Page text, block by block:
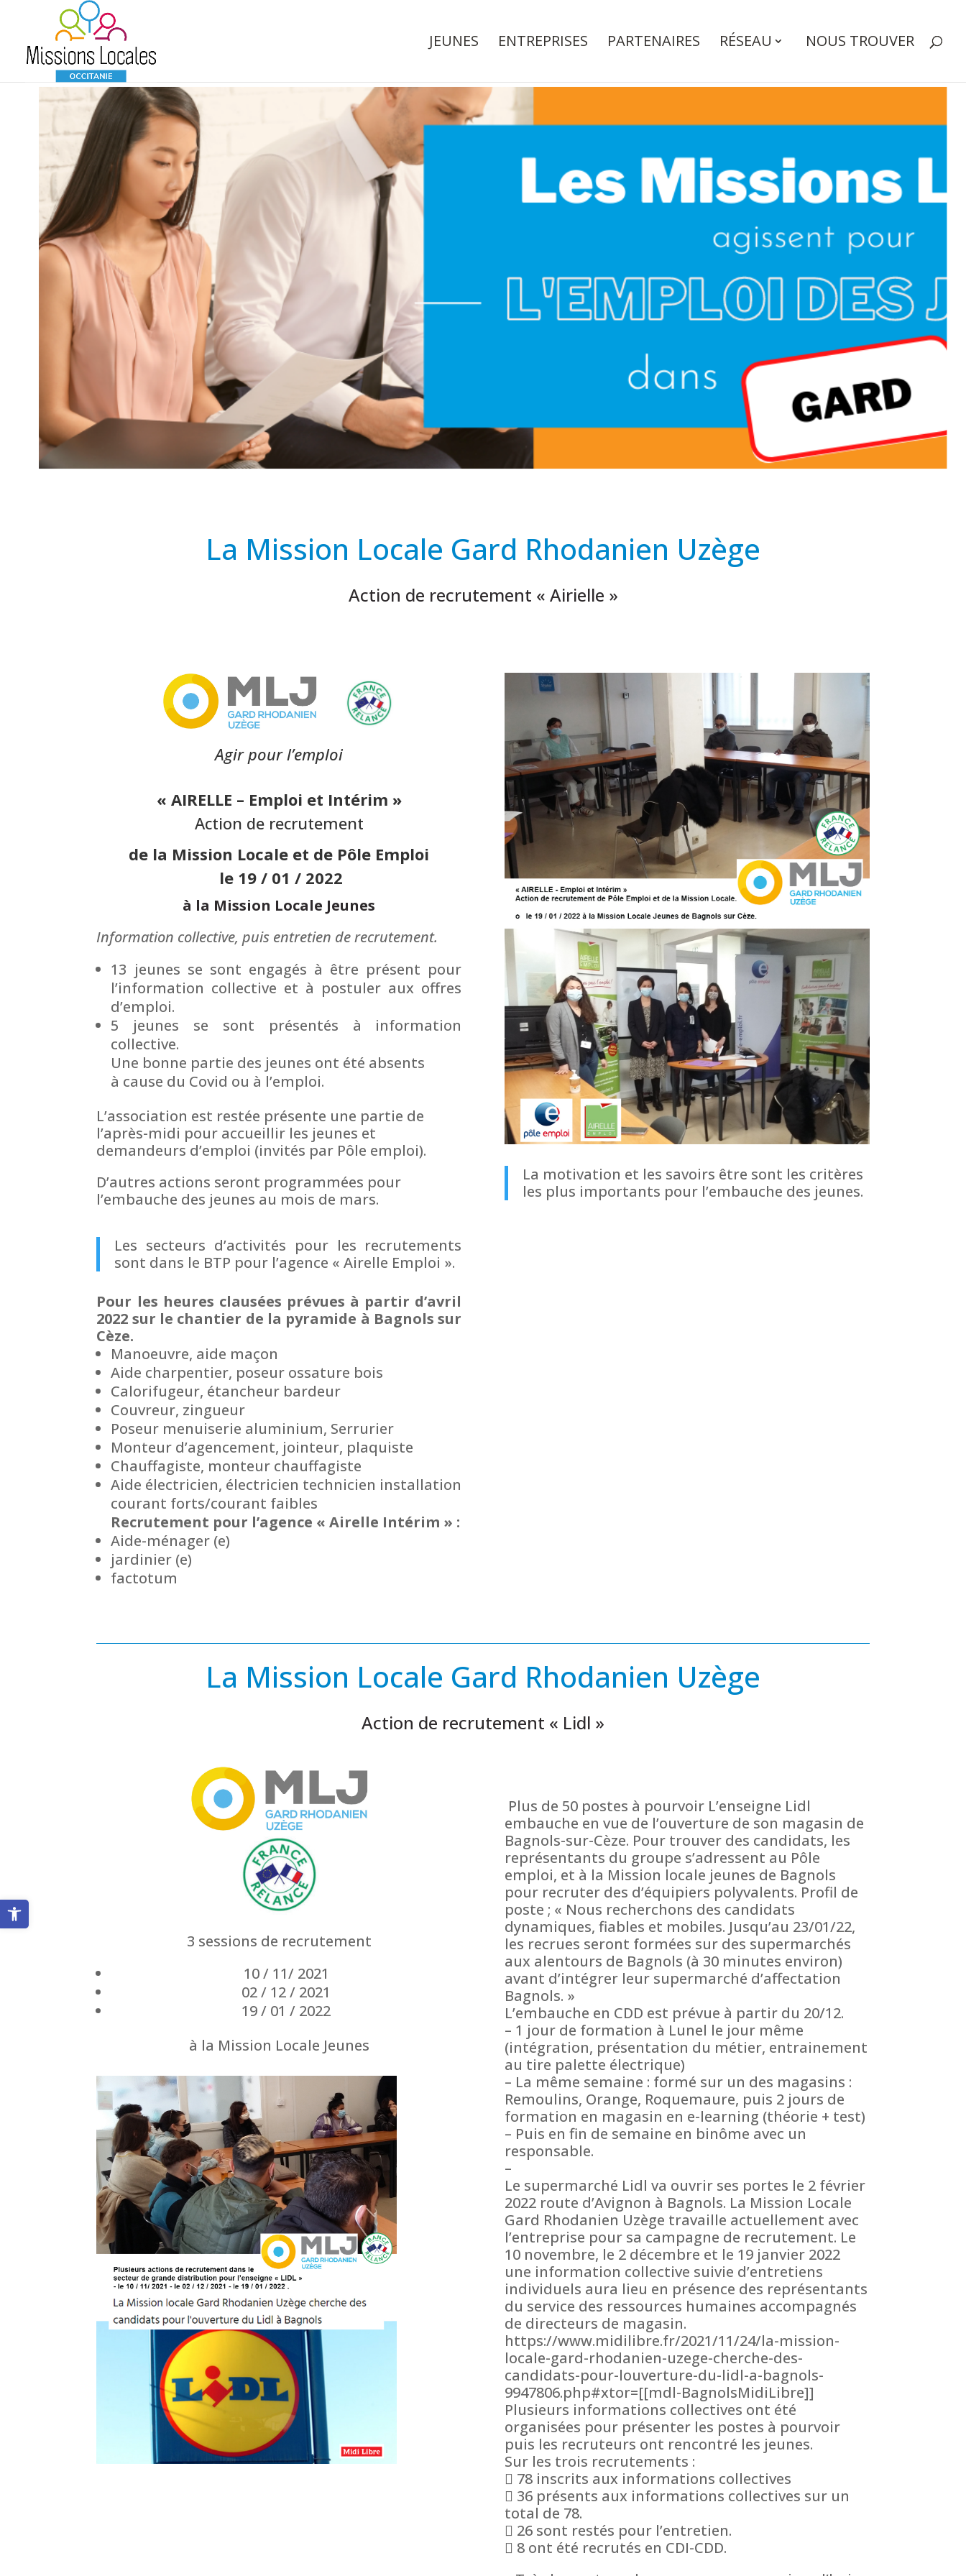
Ouvrir la barre d’outils
JEUNES ENTREPRISES PARTENAIRES RÉSEAU NOUS TROUVER
La Mission Locale Gard Rhodanien Uzège
Action de recrutement « Airielle »
Agir pour l’emploi
« AIRELLE – Emploi et Intérim »
Action de recrutement
de la Mission Locale et de Pôle Emploi
le 19 / 01 / 2022
à la Mission Locale Jeunes
Information collective, puis entretien de recrutement.
13 jeunes se sont engagés à être présent pour
l’information collective et à postuler aux offres
d’emploi.
5 jeunes se sont présentés à information
collective.
Une bonne partie des jeunes ont été absents
à cause du Covid ou à l’emploi.
L’association est restée présente une partie de
l’après-midi pour accueillir les jeunes et
demandeurs d’emploi (invités par Pôle emploi).
D’autres actions seront programmées pour
l’embauche des jeunes au mois de mars.
Les secteurs d’activités pour les recrutements
sont dans le BTP pour l’agence « Airelle Emploi ».
Pour les heures clausées prévues à partir d’avril
2022 sur le chantier de la pyramide à Bagnols sur
Cèze.
Manoeuvre, aide maçon
Aide charpentier, poseur ossature bois
Calorifugeur, étancheur bardeur
Couvreur, zingueur
Poseur menuiserie aluminium, Serrurier
Monteur d’agencement, jointeur, plaquiste
Chauffagiste, monteur chauffagiste
Aide électricien, électricien technicien installation
courant forts/courant faibles
Recrutement pour l’agence « Airelle Intérim » :
Aide-ménager (e)
jardinier (e)
factotum
La motivation et les savoirs être sont les critères
les plus importants pour l’embauche des jeunes.
La Mission Locale Gard Rhodanien Uzège
Action de recrutement « Lidl »
3 sessions de recrutement
10 / 11/ 2021
02 / 12 / 2021
19 / 01 / 2022
à la Mission Locale Jeunes
Plus de 50 postes à pourvoir L’enseigne Lidl
embauche en vue de l’ouverture de son magasin de
Bagnols-sur-Cèze. Pour trouver des candidats, les
représentants du groupe s’adressent au Pôle
emploi, et à la Mission locale jeunes de Bagnols
pour recruter des d’équipiers polyvalents. Profil de
poste ; « Nous recherchons des candidats
dynamiques, fiables et mobiles. Jusqu’au 23/01/22,
les recrues seront formées sur des supermarchés
aux alentours de Bagnols (à 30 minutes environ)
avant d’intégrer leur supermarché d’affectation
Bagnols. »
L’embauche en CDD est prévue à partir du 20/12.
– 1 jour de formation à Lunel le jour même
(intégration, présentation du métier, entrainement
au tire palette électrique)
– La même semaine : formé sur un des magasins :
Remoulins, Orange, Roquemaure, puis 2 jours de
formation en magasin en e-learning (théorie + test)
– Puis en fin de semaine en binôme avec un
responsable.
–
Le supermarché Lidl va ouvrir ses portes le 2 février
2022 route d’Avignon à Bagnols. La Mission Locale
Gard Rhodanien Uzège travaille actuellement avec
l’entreprise pour sa campagne de recrutement. Le
10 novembre, le 2 décembre et le 19 janvier 2022
une information collective suivie d’entretiens
individuels aura lieu en présence des représentants
du service des ressources humaines accompagnés
de directeurs de magasin.
https://www.midilibre.fr/2021/11/24/la-mission-
locale-gard-rhodanien-uzege-cherche-des-
candidats-pour-louverture-du-lidl-a-bagnols-
9947806.php#xtor=[[mdl-BagnolsMidiLibre]]
Plusieurs informations collectives ont été
organisées pour présenter les postes à pourvoir
puis les recruteurs ont rencontré les jeunes.
Sur les trois recrutements :
 78 inscrits aux informations collectives
 36 présents aux informations collectives sur un
total de 78.
 26 sont restés pour l’entretien.
 8 ont été recrutés en CDI-CDD.